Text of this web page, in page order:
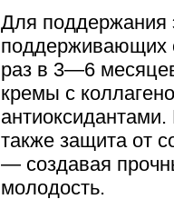
Для поддержания
поддерживающих
раз в 3—6
кремы с
также защита от
— создавая
молодость.